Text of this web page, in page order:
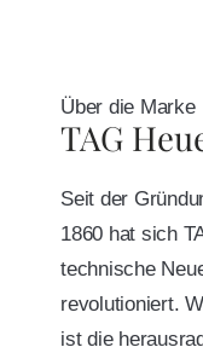
Über die Marke
TAG
Seit der
1860 hat sich
technische
revolutioniert.
ist die